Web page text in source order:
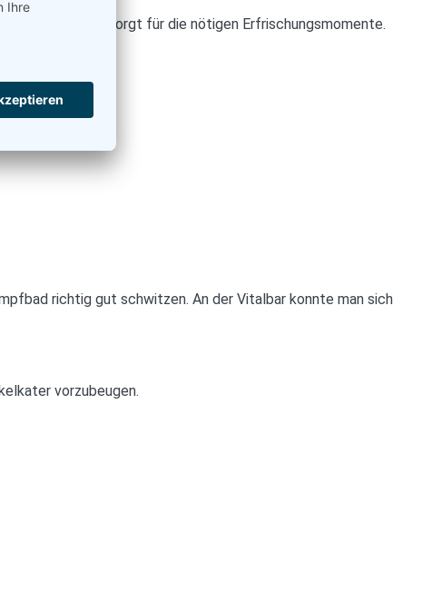
richtig gut und sorgt für die nötigen Erfrischungsmomente.
richtig gut schwitzen. An der Vitalbar konnte man sich
vorzubeugen.